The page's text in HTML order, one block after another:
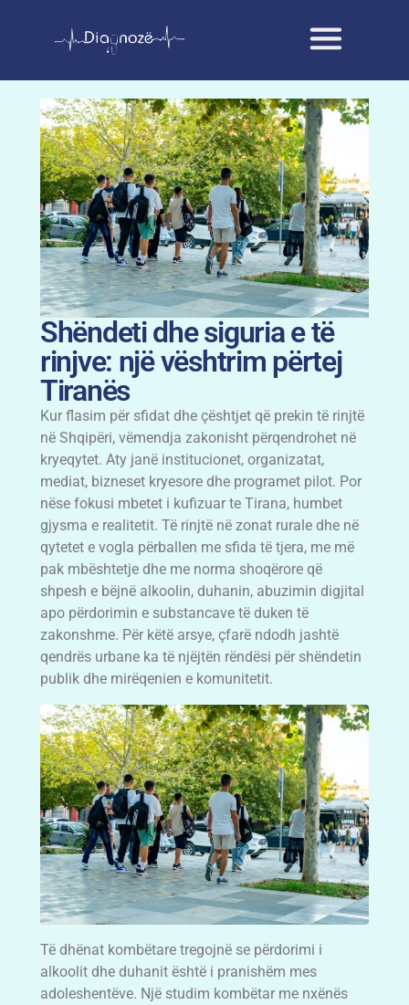
Shëndeti dhe siguria e të
rinjve: një vështrim përtej
Tiranës
Kur flasim për sfidat dhe çështjet që prekin të rinjtë
në Shqipëri, vëmendja zakonisht përqendrohet në
kryeqytet. Aty janë institucionet, organizatat,
mediat, bizneset kryesore dhe programet pilot. Por
nëse fokusi mbetet i kufizuar te Tirana, humbet
gjysma e realitetit. Të rinjtë në zonat rurale dhe në
qytetet e vogla përballen me sfida të tjera, me më
pak mbështetje dhe me norma shoqërore që
shpesh e bëjnë alkoolin, duhanin, abuzimin digjital
apo përdorimin e substancave të duken të
zakonshme. Për këtë arsye, çfarë ndodh jashtë
qendrës urbane ka të njëjtën rëndësi për shëndetin
publik dhe mirëqenien e komunitetit.
Të dhënat kombëtare tregojnë se përdorimi i
alkoolit dhe duhanit është i pranishëm mes
adoleshentëve. Një studim kombëtar me nxënës